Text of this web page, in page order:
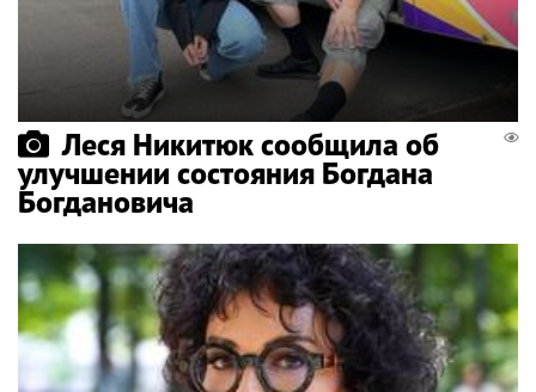
Леся Никитюк сообщила об
улучшении состояния Богдана
Богдановича